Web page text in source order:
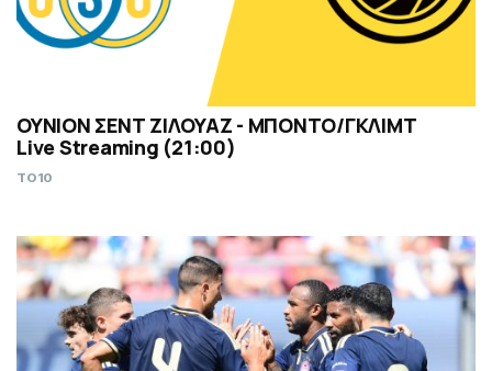
ΟΥΝΙΟΝ ΣΕΝΤ ΖΙΛΟΥΑΖ - ΜΠΟΝΤΟ/ΓΚΛΙΜΤ
Live Streaming (21:00)
TO10